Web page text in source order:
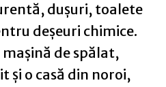
dușuri, toalete
deșeuri chimice.
mașină de spălat,
și o casă din noroi,